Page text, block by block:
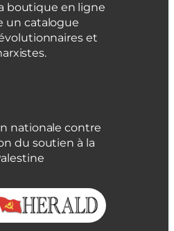
boutique en ligne
un catalogue
et
nationale contre
du soutien à la